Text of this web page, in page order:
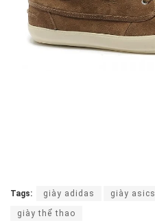
Tags: giày adidas giày asics
giày thể thao